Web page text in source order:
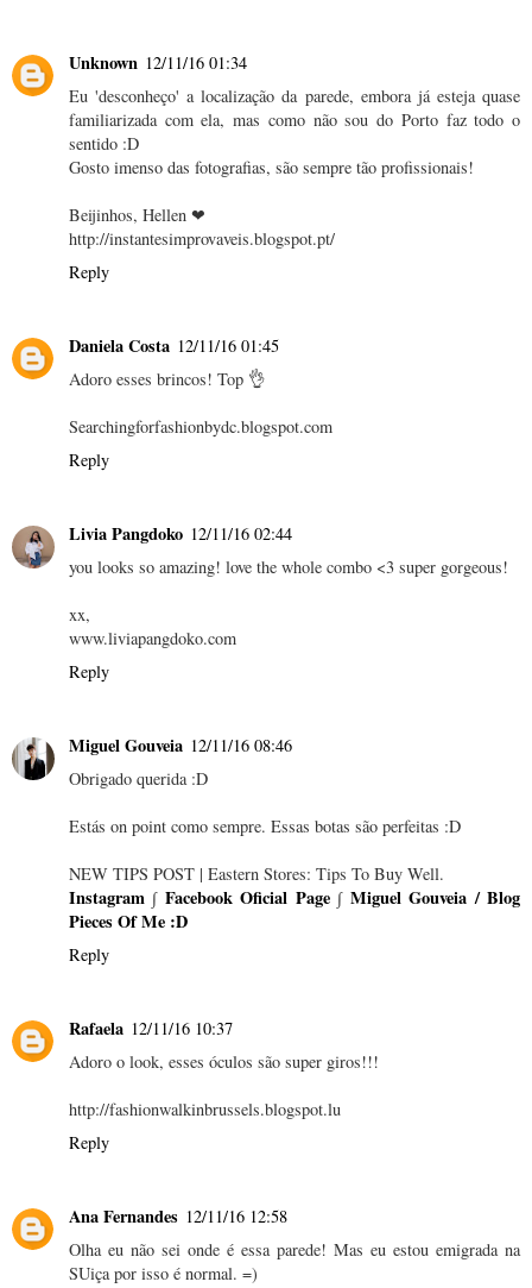
Unknown 12/11/16 01:34
Eu 'desconheço' a localização da parede, embora já esteja quase
familiarizada com ela, mas como não sou do Porto faz todo o
sentido :D
Gosto imenso das fotografias, são sempre tão profissionais!
Beijinhos, Hellen ❤
http://instantesimprovaveis.blogspot.pt/
Reply
Daniela Costa 12/11/16 01:45
Adoro esses brincos! Top 👌
Searchingforfashionbydc.blogspot.com
Reply
Livia Pangdoko 12/11/16 02:44
you looks so amazing! love the whole combo <3 super gorgeous!
xx,
www.liviapangdoko.com
Reply
Miguel Gouveia 12/11/16 08:46
Obrigado querida :D
Estás on point como sempre. Essas botas são perfeitas :D
NEW TIPS POST | Eastern Stores: Tips To Buy Well.
Instagram ∫ Facebook Oficial Page∫ Miguel Gouveia / Blog
Pieces Of Me :D
Reply
Rafaela 12/11/16 10:37
Adoro o look, esses óculos são super giros!!!
http://fashionwalkinbrussels.blogspot.lu
Reply
Ana Fernandes 12/11/16 12:58
Olha eu não sei onde é essa parede! Mas eu estou emigrada na
SUiça por isso é normal. =)